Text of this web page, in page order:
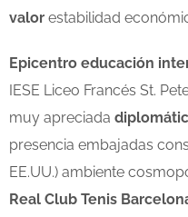
valor estabilidad
Epicentro educación
IESE Liceo Francés St.
muy apreciada
presencia embajadas
EE.UU.) ambiente
Real Club Tenis